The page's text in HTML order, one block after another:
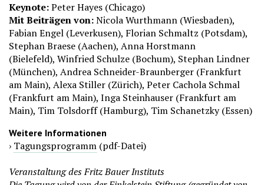
Keynote:Peter Hayes (Chicago)
Mit Beiträgen von:Nicola Wurthmann (Wiesbaden),
Fabian Engel (Leverkusen), Florian Schmaltz (Potsdam),
Stephan Braese (Aachen), Anna Horstmann
(Bielefeld), Winfried Schulze (Bochum), Stephan Lindner
(München), Andrea Schneider-Braunberger (Frankfurt
am Main), Alexa Stiller (Zürich), Peter Cachola Schmal
(Frankfurt am Main), Inga Steinhauser (Frankfurt am
Main), Tim Tolsdorff (Hamburg), Tim Schanetzky (Essen)
Weitere Informationen
› Tagungsprogramm (pdf-Datei)
Veranstaltung des Fritz Bauer Instituts